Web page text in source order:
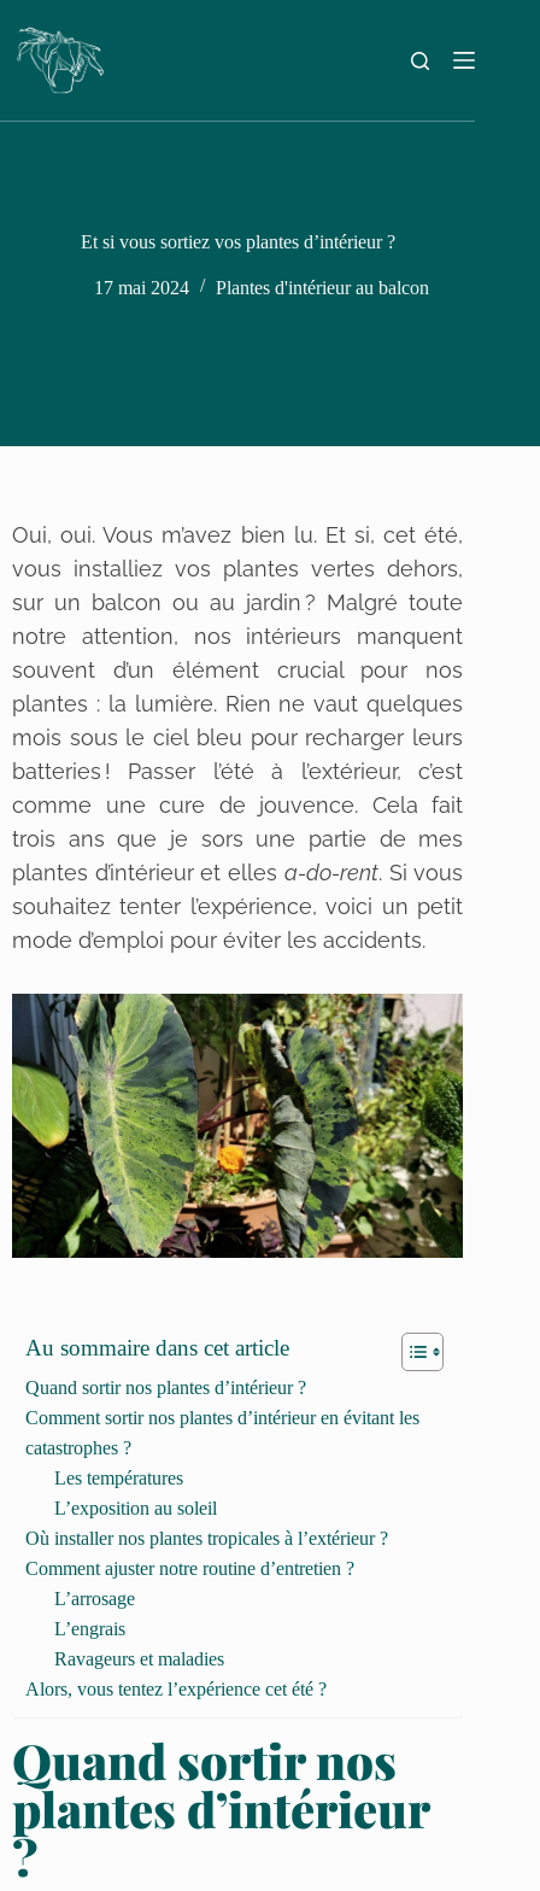
Et si vous sortiez vos plantes d’intérieur ?
17 mai 2024 Plantes d'intérieur au balcon
Oui, oui. Vous m’avez bien lu. Et si, cet été,
vous installiez vos plantes vertes dehors,
sur un balcon ou au jardin ? Malgré toute
notre attention, nos intérieurs manquent
souvent d’un élément crucial pour nos
plantes : la lumière. Rien ne vaut quelques
mois sous le ciel bleu pour recharger leurs
batteries ! Passer l’été à l’extérieur, c’est
comme une cure de jouvence. Cela fait
trois ans que je sors une partie de mes
plantes d’intérieur et elles a-do-rent. Si vous
souhaitez tenter l’expérience, voici un petit
mode d’emploi pour éviter les accidents.
Au sommaire dans cet article
Quand sortir nos plantes d’intérieur ?
Comment sortir nos plantes d’intérieur en évitant les
catastrophes ?
Les températures
L’exposition au soleil
Où installer nos plantes tropicales à l’extérieur ?
Comment ajuster notre routine d’entretien ?
L’arrosage
L’engrais
Ravageurs et maladies
Alors, vous tentez l’expérience cet été ?
Quand sortir nos
plantes d’intérieur
?